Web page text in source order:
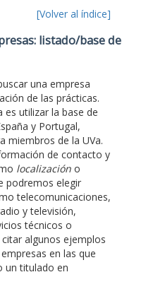
[Volver al índice]
listado/base de
una empresa
de las prácticas.
utilizar la base de
y Portugal,
miembros de la UVa.
de contacto y
localización o
podremos elegir
telecomunicaciones,
y televisión,
técnicos o
algunos ejemplos
en las que
un titulado en